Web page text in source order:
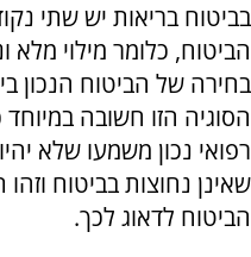
בביטוח בריאות יש שתי
הביטוח, כלומר מילוי
בחירה של הביטוח הנכון
הסוגיה הזו חשובה
רפואי נכון משמעו שלא
שאינן נחוצות בביטוח
הביטוח לדאוג לכך.